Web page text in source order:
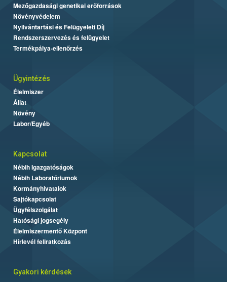
Mezőgazdasági genetikai erőforrások
Növényvédelem
Nyilvántartási és Felügyeleti Díj
Rendszerszervezés és felügyelet
Termékpálya-ellenőrzés
Ügyintézés
Élelmiszer
Állat
Növény
Labor/Egyéb
Kapcsolat
Nébih Igazgatóságok
Nébih Laboratóriumok
Kormányhivatalok
Sajtókapcsolat
Ügyfélszolgálat
Hatósági jogsegély
Élelmiszermentő Központ
Hírlevél feliratkozás
Gyakori kérdések